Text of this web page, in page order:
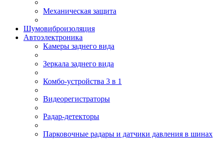
Механическая защита
Шумовиброизоляция
Автоэлектроника
Камеры заднего вида
Зеркала заднего вида
Комбо-устройства 3 в 1
Видеорегистраторы
Радар-детекторы
Парковочные радары и датчики давления в шинах